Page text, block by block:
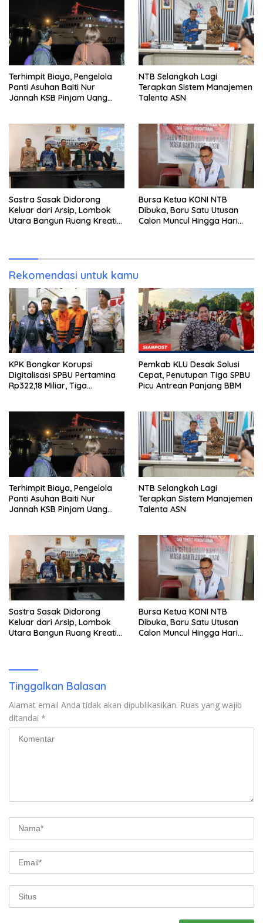
Terhimpit Biaya, Pengelola
Panti Asuhan Baiti Nur
Jannah KSB Pinjam Uang
Kunjung Tuntas
NTB Selangkah Lagi
Terapkan Sistem Manajemen
Talenta ASN
Sastra Sasak Didorong
Keluar dari Arsip, Lombok
Utara Bangun Ruang Kreatif
Bursa Ketua KONI NTB
Dibuka, Baru Satu Utusan
Calon Muncul Hingga Hari
Rekomendasi untuk kamu
KPK Bongkar Korupsi
Digitalisasi SPBU Pertamina
Rp322,18 Miliar, Tiga
Pemkab KLU Desak Solusi
Cepat, Penutupan Tiga SPBU
Picu Antrean Panjang BBM
Terhimpit Biaya, Pengelola
Panti Asuhan Baiti Nur
Jannah KSB Pinjam Uang
Kunjung Tuntas
NTB Selangkah Lagi
Terapkan Sistem Manajemen
Talenta ASN
Sastra Sasak Didorong
Keluar dari Arsip, Lombok
Utara Bangun Ruang Kreatif
Bursa Ketua KONI NTB
Dibuka, Baru Satu Utusan
Calon Muncul Hingga Hari
Tinggalkan Balasan
Alamat email Anda tidak akan dipublikasikan. Ruas yang wajib
ditandai *